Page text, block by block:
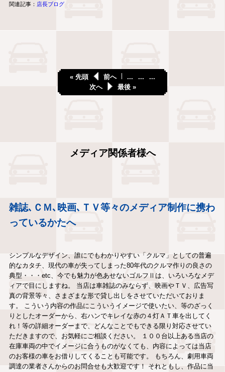
関連記事： 店長ブログ
« 先頭 前へ ... ...
...
次へ
最後 »
メディア関係者様へ
雑誌､ＣＭ､映画､ＴＶ等々のメディア制作に携わ
っているかたへ
シンプルなデザイン、誰にでもわかりやすい「クルマ」としての普遍
的なカタチ、現代の車が失ってしまった80年代のクルマ作りの良さの
典型・・・etc、今でも魅力が色あせないゴルフⅡは、いろいろなメデ
ィアで目にしますね。 当店は車雑誌のみならず、映画やＴＶ、広告写
真の背景等々、さまざまな形で貸し出しをさせていただいておりま
す。 こういう内容の作品にこういうイメージで使いたい、等のざっく
りとしたオーダーから、右ハンでキレイな赤の４灯ＡＴ車を出してく
れ！等の詳細オーダーまで、どんなことでもできる限り対応させてい
ただきますので、お気軽にご相談ください。 １００台以上ある当店の
在庫車両の中でイメージに合うものがなくても、内容によっては当店
のお客様の車をお借りしてくることも可能です。 もちろん、劇用車両
調達の業者さんからのお問合せも大歓迎です！ それともし、作品に当